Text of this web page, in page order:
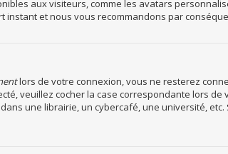
aux visiteurs, comme les avatars
instant et nous vous recommandons par
lors de votre connexion, vous ne resterez
veuillez cocher la case correspondante lors
une librairie, un cybercafé, une université,